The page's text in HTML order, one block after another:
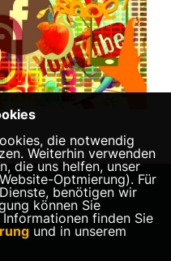
Aurich
die notwendig
Weiterhin verwenden
die uns helfen, unser
Optmierung). Für
benötigen wir
können Sie
finden Sie
und in unserem